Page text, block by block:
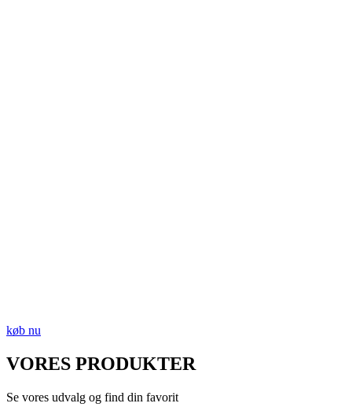
køb nu
VORES PRODUKTER
Se vores udvalg og find din favorit